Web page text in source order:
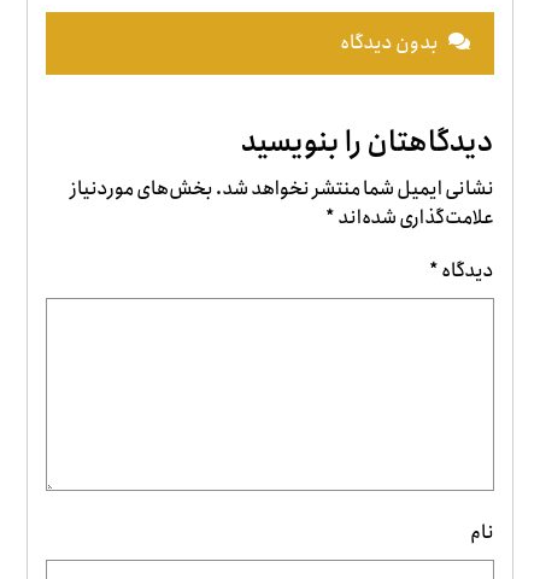
بدون دیدگاه
دیدگاهتان را بنویسید
نشانی ایمیل شما منتشر نخواهد شد.بخش‌های موردنیاز
علامت‌گذاری شده‌اند*
دیدگاه*
نام